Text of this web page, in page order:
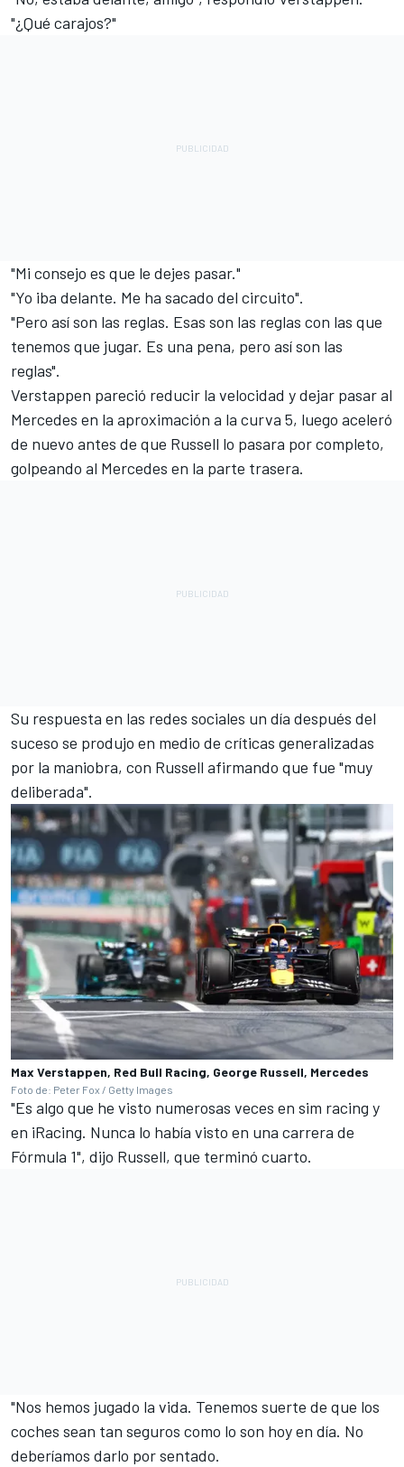
"¿Qué carajos?"
"Mi consejo es que le dejes pasar."
"Yo iba delante. Me ha sacado del circuito".
"Pero así son las reglas. Esas son las reglas con las que
tenemos que jugar. Es una pena, pero así son las
reglas".
Verstappen pareció reducir la velocidad y dejar pasar al
Mercedes en la aproximación a la curva 5, luego aceleró
de nuevo antes de que Russell lo pasara por completo,
golpeando al Mercedes en la parte trasera.
Su respuesta en las redes sociales un día después del
suceso se produjo en medio de críticas generalizadas
por la maniobra, con Russell afirmando que fue "muy
deliberada".
Max Verstappen, Red Bull Racing, George Russell, Mercedes
Foto de: Peter Fox / Getty Images
"Es algo que he visto numerosas veces en sim racing y
en iRacing. Nunca lo había visto en una carrera de
Fórmula 1", dijo Russell, que terminó cuarto.
"Nos hemos jugado la vida. Tenemos suerte de que los
coches sean tan seguros como lo son hoy en día. No
deberíamos darlo por sentado.